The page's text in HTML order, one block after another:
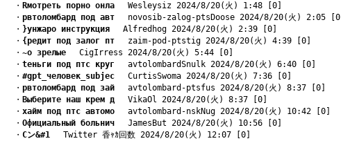
・ Rмотреть порно онла Wesleysiz 2024/8/20(火) 1:48 [0]
・ pвтоломбард под авт novosib-zalog-ptsDoose 2024/8/20(火) 2:05 [0]
・ }унжаро инструкция Alfredhog 2024/8/20(火) 2:39 [0]
・ {редит под залог пт zaim-pod-ptstig 2024/8/20(火) 4:39 [0]
・ ~о зрелые CigIrress 2024/8/20(火) 5:44 [0]
・ tеньги под птс круг avtolombardSnulk 2024/8/20(火) 6:40 [0]
・ #gpt_человек_subjec CurtisSwoma 2024/8/20(火) 7:36 [0]
・ pвтоломбард под зай avtolombard-ptsfus 2024/8/20(火) 8:37 [0]
・ Bыберите наш крем д VikaOl 2024/8/20(火) 8:37 [0]
・ xайм под птс автомо avtolombard-nskNug 2024/8/20(火) 10:42 [0]
・ Oфициальный больнич JamesBut 2024/8/20(火) 10:56 [0]
・ Cン&#1 Twitter 香ｬｶ回数 2024/8/20(火) 12:07 [0]